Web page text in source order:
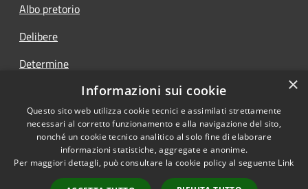
Albo pretorio
Delibere
Determine
RSS
Accessibilità
Copyright © 2026 • Comune di
×
Informazioni sui cookie
Questo sito web utilizza cookie tecnici e assimilati strettamente
necessari al corretto funzionamento e alla navigazione del sito,
nonché un cookie tecnico analitico al solo fine di elaborare
informazioni statistiche, aggregate e anonime.
Per maggiori dettagli, può consultare la cookie policy al seguente Link